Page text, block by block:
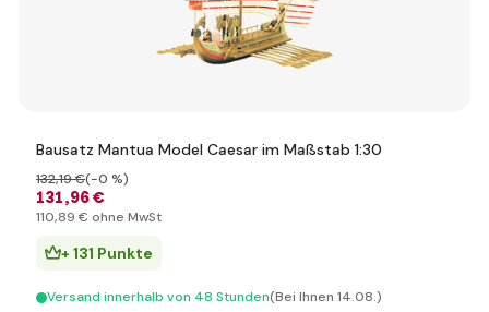
Bausatz Mantua Model Caesar im Maßstab 1:30
131,96 €
132,19 €(-0 %)
110,89 € ohne MwSt
+ 131 Punkte
Versand innerhalb von 48 Stunden(Bei Ihnen 14.08.)